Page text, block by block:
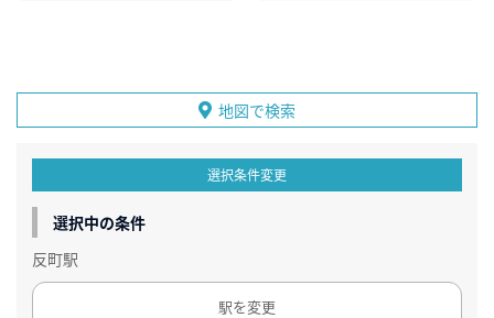
地図で検索
選択条件変更
選択中の条件
反町駅
駅を変更